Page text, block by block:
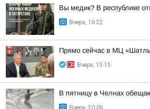
Вы медик? В республике
Вчера, 16:22
Прямо сейчас в МЦ
Вчера, 15:15
В пятницу в Челнах
Вчера, 20:09